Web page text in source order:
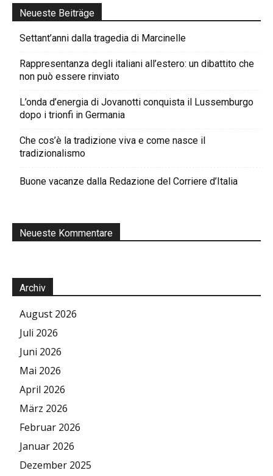
Neueste Beiträge
Settant’anni dalla tragedia di Marcinelle
Rappresentanza degli italiani all’estero: un dibattito che
non può essere rinviato
L’onda d’energia di Jovanotti conquista il Lussemburgo
dopo i trionfi in Germania
Che cos’è la tradizione viva e come nasce il
tradizionalismo
Buone vacanze dalla Redazione del Corriere d’Italia
Neueste Kommentare
Archiv
August 2026
Juli 2026
Juni 2026
Mai 2026
April 2026
März 2026
Februar 2026
Januar 2026
Dezember 2025